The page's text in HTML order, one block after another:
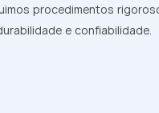
procedimentos
e confiabilidade.